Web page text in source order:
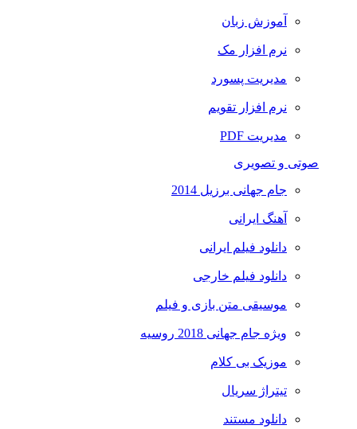
آموزش زبان
نرم افزار مک
مدیریت پسورد
نرم افزار تقویم
مدیریت PDF
صوتی و تصویری
جام جهانی برزیل 2014
آهنگ ایرانی
دانلود فیلم ایرانی
دانلود فیلم خارجی
موسیقی متن بازی و فیلم
ویژه جام جهانی 2018 روسیه
موزیک بی کلام
تیتراژ سریال
دانلود مستند